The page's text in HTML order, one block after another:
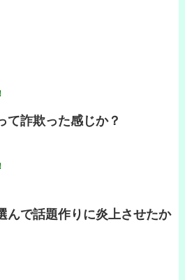
て詐欺った感じか？
んで話題作りに炎上させたか